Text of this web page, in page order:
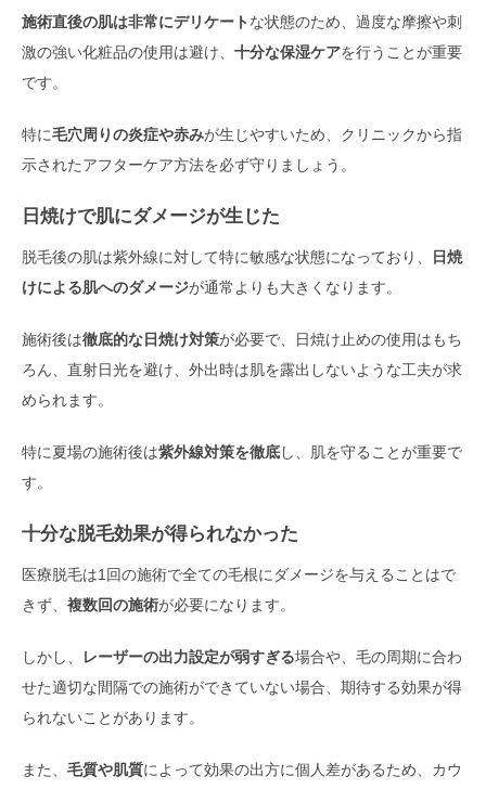
施術直後の肌は非常にデリケート な状態のため、過度な摩擦や刺
激の強い化粧品の使用は避け、 十分な保湿ケアを行うことが重要
です。
特に毛穴周りの炎症や赤みが生じやすいため、クリニックから指
示されたアフターケア方法を必ず守りましょう。
日焼けで肌にダメージが生じた
脱毛後の肌は紫外線に対して特に敏感な状態になっており、
日焼
けによる肌へのダメージが通常よりも大きくなります。
施術後は徹底的な日焼け対策が必要で、日焼け止めの使用はもち
ろん、直射日光を避け、外出時は肌を露出しないような工夫が求
められます。
特に夏場の施術後は紫外線対策を徹底し、肌を守ることが重要で
す。
十分な脱毛効果が得られなかった
医療脱毛は1回の施術で全ての毛根にダメージを与えることはで
きず、 複数回の施術が必要になります。
しかし、 レーザーの出力設定が弱すぎる場合や、毛の周期に合わ
せた適切な間隔での施術ができていない場合、期待する効果が得
られないことがあります。
また、 毛質や肌質によって効果の出方に個人差があるため、カウ